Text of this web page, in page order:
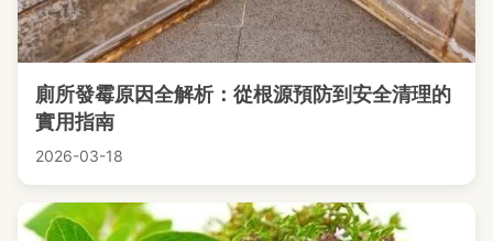
廁所發霉原因全解析：從根源預防到安全清理的
實用指南
2026-03-18